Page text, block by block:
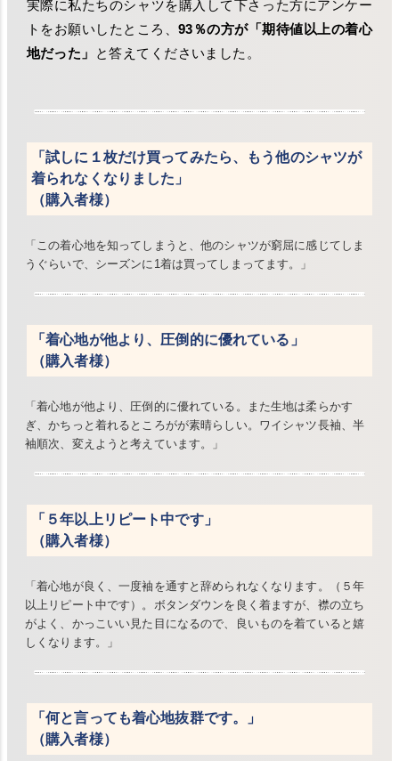
実際に私たちのシャツを購入して下さった方にアンケー
トをお願いしたところ、93％の方が「期待値以上の着心
地だった」
と答えてくださいました。
「試しに１枚だけ買ってみたら、もう他のシャツが
着られなくなりました」
（購入者様）
「この着心地を知ってしまうと、他のシャツが窮屈に感じてしま
うぐらいで、シーズンに1着は買ってしまってます。」
「着心地が他より、圧倒的に優れている」
（購入者様）
「着心地が他より、圧倒的に優れている。また生地は柔らかす
ぎ、かちっと着れるところがが素晴らしい。ワイシャツ長袖、半
袖順次、変えようと考えています。」
「５年以上リピート中です」
（購入者様）
「着心地が良く、一度袖を通すと辞められなくなります。（５年
以上リピート中です）。ボタンダウンを良く着ますが、襟の立ち
がよく、かっこいい見た目になるので、良いものを着ていると嬉
しくなります。」
「何と言っても着心地抜群です。」
（購入者様）